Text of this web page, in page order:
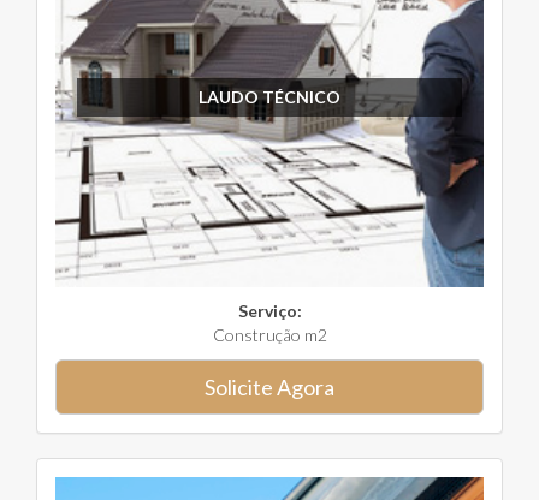
LAUDO TÉCNICO
Serviço:
Construção m2
Solicite Agora